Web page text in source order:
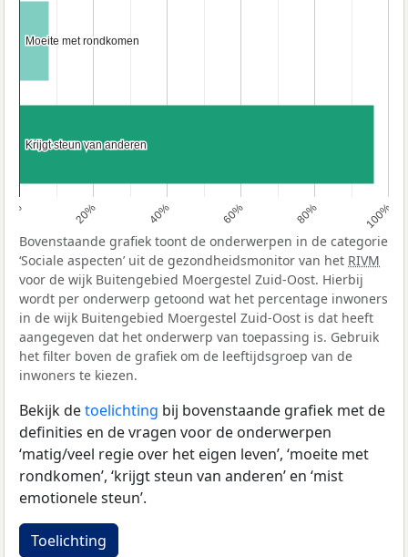
0% 20% 40% 60% 80% 100%
Moeite met rondkomen
Moeite met rondkomen
Krijgt steun van anderen
Krijgt steun van anderen
Bovenstaande grafiek toont de onderwerpen in de categorie
‘Sociale aspecten’ uit de gezondheidsmonitor van het RIVM
voor de wijk Buitengebied Moergestel Zuid-Oost. Hierbij
wordt per onderwerp getoond wat het percentage inwoners
in de wijk Buitengebied Moergestel Zuid-Oost is dat heeft
aangegeven dat het onderwerp van toepassing is. Gebruik
het filter boven de grafiek om de leeftijdsgroep van de
inwoners te kiezen.
Bekijk detoelichting bij bovenstaande grafiek met de
definities en de vragen voor de onderwerpen
‘matig/veel regie over het eigen leven’, ‘moeite met
rondkomen’, ‘krijgt steun van anderen’ en ‘mist
emotionele steun’.
Toelichting